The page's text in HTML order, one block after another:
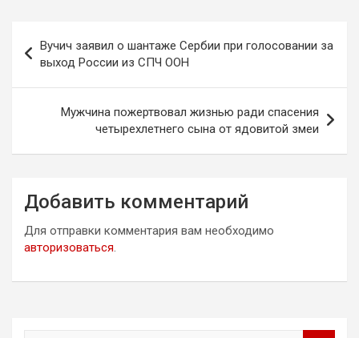
по
записям
Вучич заявил о шантаже Сербии при голосовании за
выход России из СПЧ ООН
Мужчина пожертвовал жизнью ради спасения
четырехлетнего сына от ядовитой змеи
Добавить комментарий
Для отправки комментария вам необходимо
авторизоваться